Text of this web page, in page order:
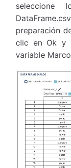
seleccione
preparación
clic en Ok y
variable